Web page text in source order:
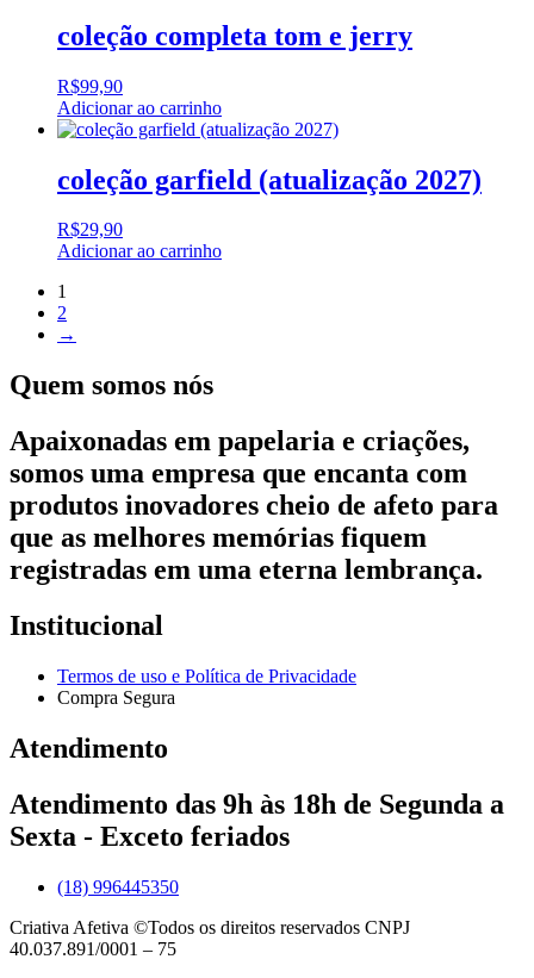
coleção completa tom e jerry
R$99,90
Adicionar ao carrinho
coleção garfield (atualização 2027)
R$29,90
Adicionar ao carrinho
1
2
→
Quem somos nós
Apaixonadas em papelaria e criações,
somos uma empresa que encanta com
produtos inovadores cheio de afeto para
que as melhores memórias fiquem
registradas em uma eterna lembrança.
Institucional
Termos de uso e Política de Privacidade
Compra Segura
Atendimento
Atendimento das 9h às 18h de Segunda a
Sexta - Exceto feriados
(18) 996445350
Criativa Afetiva ©Todos os direitos reservados CNPJ
40.037.891/0001 – 75